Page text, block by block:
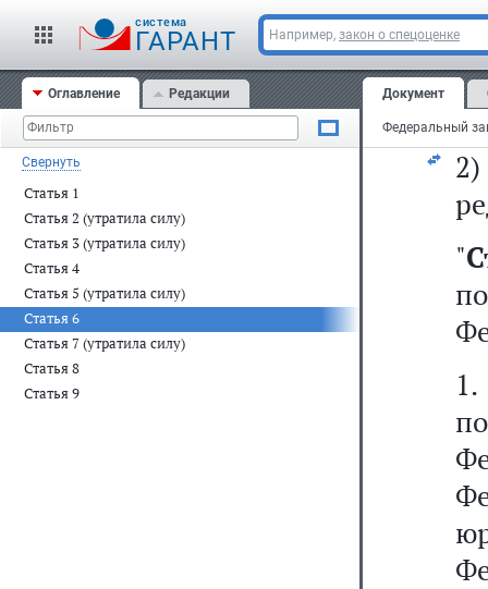
cистема
ГАРАНТ Например, закон о спецоценке
Оглавление Редакции
Свернуть
Статья 1
Статья 2 (утратила силу)
Статья 3 (утратила силу)
Статья 4
Статья 5 (утратила силу)
Статья 6
Статья 7 (утратила силу)
Статья 8
Статья 9
Документ
"